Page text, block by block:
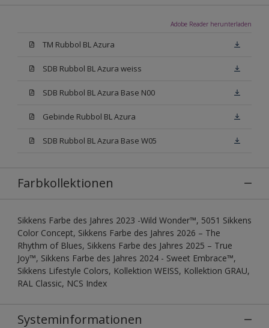
Adobe Reader herunterladen
TM Rubbol BL Azura
SDB Rubbol BL Azura weiss
SDB Rubbol BL Azura Base N00
Gebinde Rubbol BL Azura
SDB Rubbol BL Azura Base W05
Farbkollektionen
Sikkens Farbe des Jahres 2023 -Wild Wonder™, 5051 Sikkens
Color Concept, Sikkens Farbe des Jahres 2026 – The
Rhythm of Blues, Sikkens Farbe des Jahres 2025 – True
Joy™, Sikkens Farbe des Jahres 2024 - Sweet Embrace™,
Sikkens Lifestyle Colors, Kollektion WEISS, Kollektion GRAU,
RAL Classic, NCS Index
Systeminformationen